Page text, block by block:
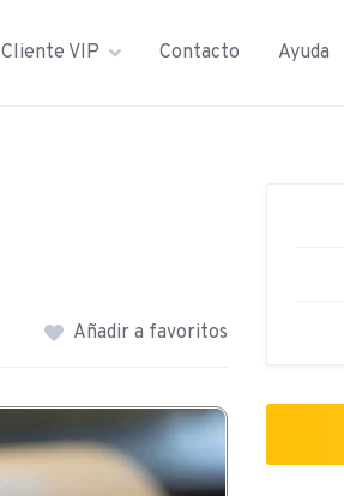
Cliente VIP Contacto Ayuda
Añadir a favoritos